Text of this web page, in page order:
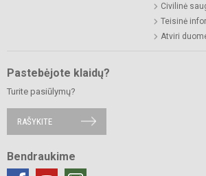
Civilinė
Teisinė
Atviri
Pastebėjote klaidų?
Turite pasiūlymų?
RAŠYKITE
Bendraukime